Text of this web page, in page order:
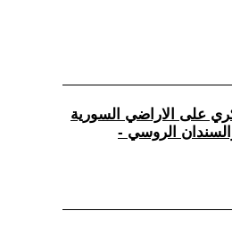
على الاراضي السورية
الروسي -